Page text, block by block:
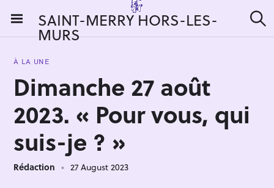
i
SAINT-MERRY HORS-LES-
MURS e
À LA UNE
Dimanche 27 août
2023. « Pour vous, qui
suis-je ? »
Rédaction 27 August 2023